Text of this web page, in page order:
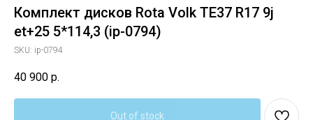
Комплект дисков Rota Volk TE37 R17 9j
et+25 5*114,3 (ip-0794)
SKU: ip-0794
40 900 р.
Out of stock